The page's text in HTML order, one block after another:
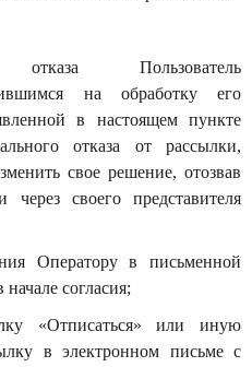
Пользователь
на обработку его
в настоящем пункте
отказа от рассылки,
свое решение, отозвав
через своего представителя
Оператору в письменной
согласия;
«Отписаться» или иную
в электронном письме с